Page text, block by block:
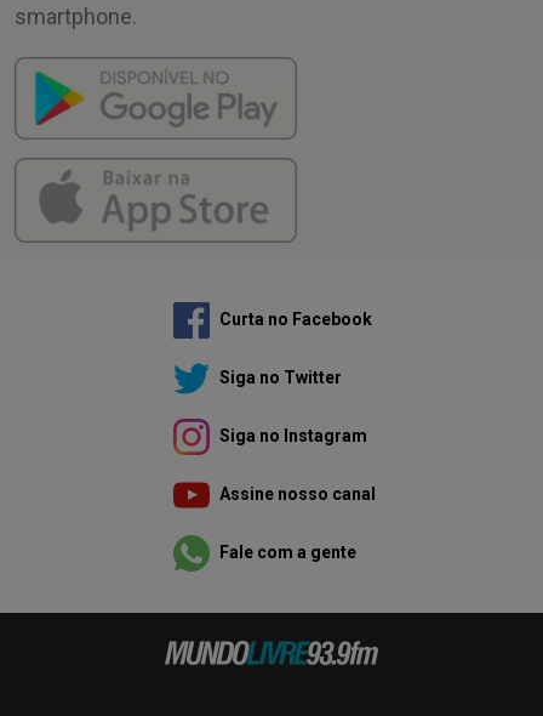
smartphone.
Curta no Facebook
Siga no Twitter
Siga no Instagram
Assine nosso canal
Fale com a gente